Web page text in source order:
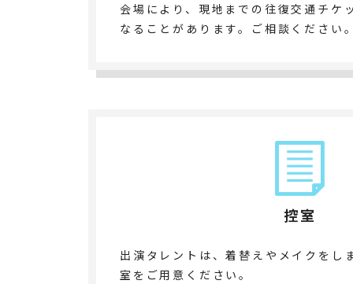
会場により、現地までの往復交通チケ
なることがあります。ご相談ください
控室
出演タレントは、着替えやメイクをし
室をご用意ください。